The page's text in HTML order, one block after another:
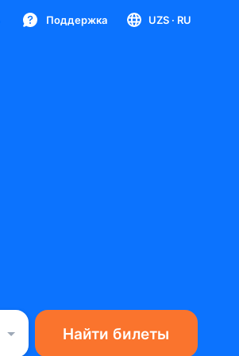
Поддержка UZS · RU
Найти билеты